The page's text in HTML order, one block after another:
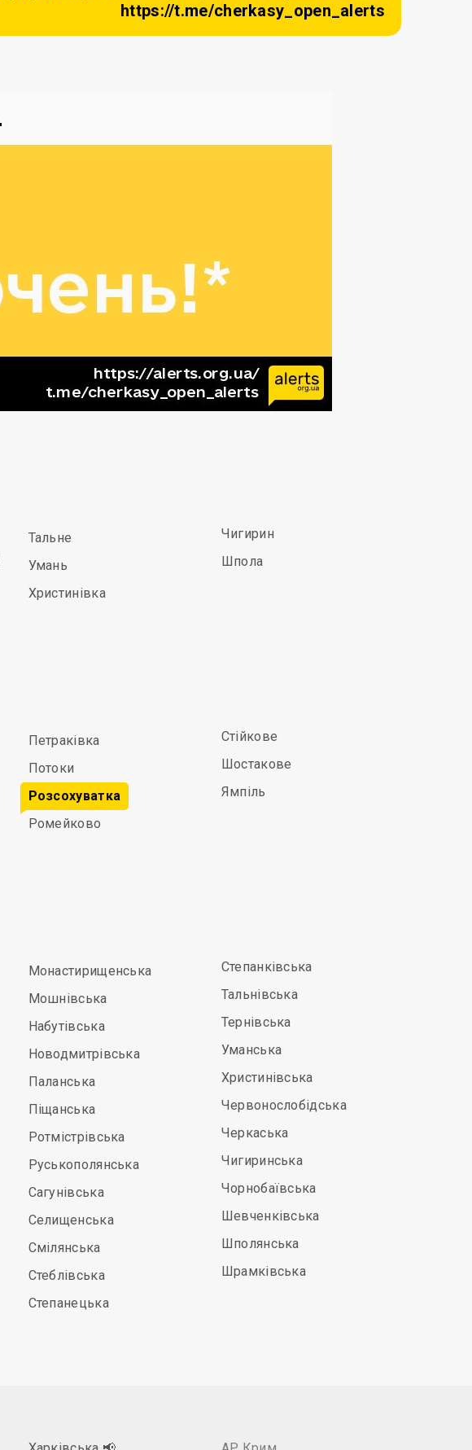
https://t.me/cherkasy_open_alerts
Тальне
Умань
Христинівка
Чигирин
Шпола
Петраківка
Потоки
Розсохуватка
Ромейково
Стійкове
Шостакове
Ямпіль
Монастирищенська
Мошнівська
Набутівська
Новодмитрівська
Паланська
Піщанська
Ротмістрівська
Руськополянська
Сагунівська
Селищенська
Смілянська
Стеблівська
Степанецька
Степанківська
Тальнівська
Тернівська
Уманська
Христинівська
Червонослобідська
Черкаська
Чигиринська
Чорнобаївська
Шевченківська
Шполянська
Шрамківська